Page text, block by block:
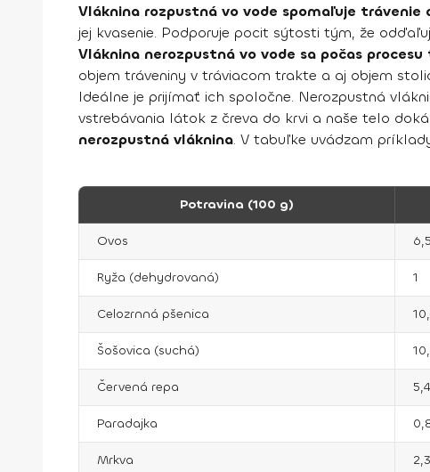
Vláknina rozpustná vo vode spomaľuje trávenie
jej kvasenie. Podporuje pocit sýtosti tým, že
Vláknina nerozpustná vo vode sa počas
objem tráveniny v tráviacom trakte a aj objem
Ideálne je prijímať ich spoločne. Nerozpustná
vstrebávania látok z čreva do krvi a naše telo
nerozpustná vláknina. V tabuľke uvádzam
Potravina (100 g)
Ovos 6,5
Ryža (dehydrovaná) 1
Celozrnná pšenica
Šošovica (suchá)
Červená repa 5,4
Paradajka
Mrkva 2,3